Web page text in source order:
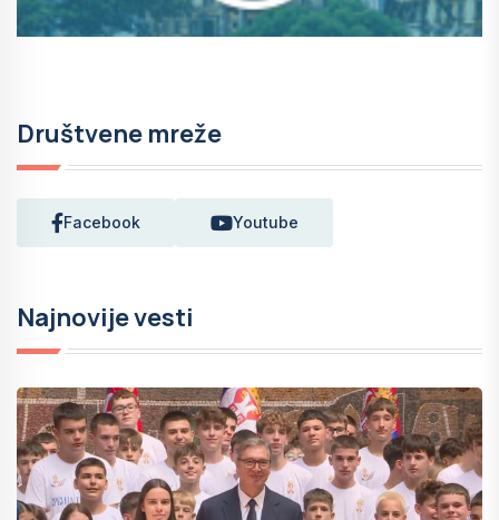
Društvene mreže
Facebook Youtube
Najnovije vesti